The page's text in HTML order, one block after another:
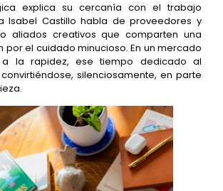
explica su cercanía con el trabajo
Isabel Castillo habla de proveedores y
aliados creativos que comparten una
por el cuidado minucioso. En un mercado
a la rapidez, ese tiempo dedicado al
silenciosamente, en parte